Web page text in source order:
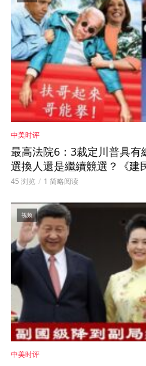
中美时评
最高法院6：3裁定川普具有
選換人還是繼續競選？《建
45 浏览 1 简略阅读
视频
中美时评